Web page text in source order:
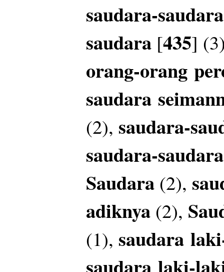
saudara-
saudara [435]
orang-orang
saudara
(2), saudara-
saudara-
Saudara (2),
adiknya (2),
(1), saudara